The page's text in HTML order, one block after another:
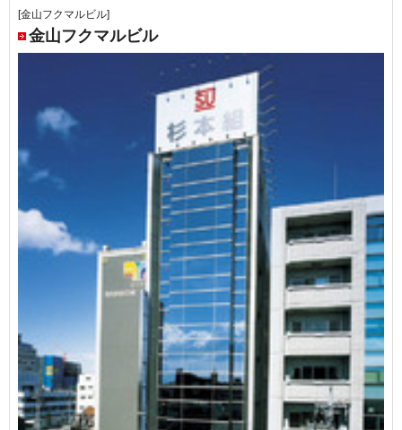
[金山フクマルビル]
金山フクマルビル